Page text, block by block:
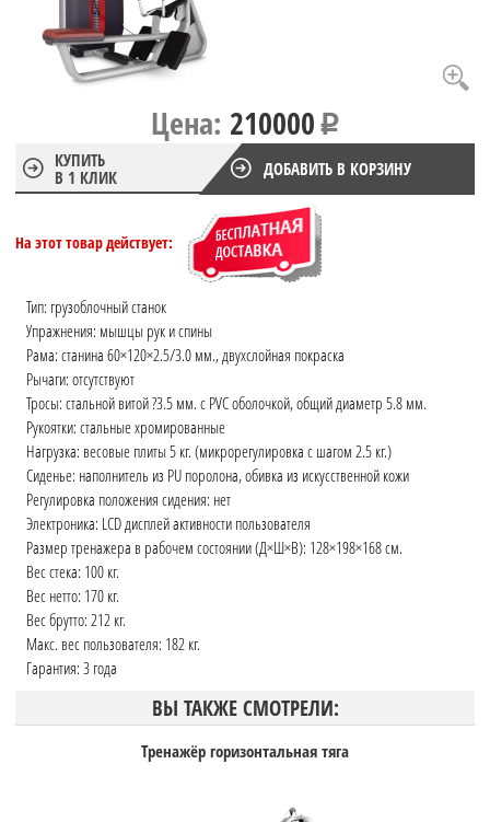
Цена: 210000
КУПИТЬ
В 1 КЛИК
ДОБАВИТЬ В КОРЗИНУ
На этот товар действует:
Тип: грузоблочный станок
Упражнения: мышцы рук и спины
Рама: станина 60×120×2.5/3.0 мм., двухслойная покраска
Рычаги: отсутствуют
Тросы: стальной витой ?3.5 мм. с PVC оболочкой, общий диаметр 5.8 мм.
Рукоятки: стальные хромированные
Нагрузка: весовые плиты 5 кг. (микрорегулировка с шагом 2.5 кг.)
Сиденье: наполнитель из PU поролона, обивка из искусственной кожи
Регулировка положения сидения: нет
Электроника: LCD дисплей активности пользователя
Размер тренажера в рабочем состоянии (Д×Ш×В): 128×198×168 см.
Вес стека: 100 кг.
Вес нетто: 170 кг.
Вес брутто: 212 кг.
Макс. вес пользователя: 182 кг.
Гарантия: 3 года
ВЫ ТАКЖЕ СМОТРЕЛИ:
Тренажёр горизонтальная тяга